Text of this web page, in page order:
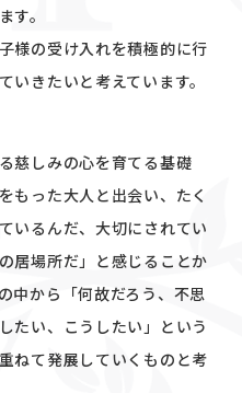
す。
様の受け入れを積極的に行
いきたいと考えています。
慈しみの心を育てる基礎
もった大人と出会い、たく
いるんだ、大切にされてい
居場所だ」と感じることか
中から「何故だろう、不思
たい、こうしたい」という
ねて発展していくものと考